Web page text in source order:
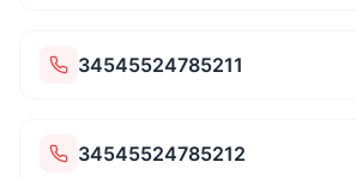
34545524785211
34545524785212